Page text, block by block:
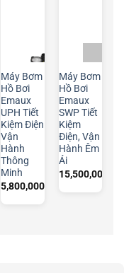
Máy Bơm
Hồ Bơi
Emaux
UPH Tiết
Kiệm Điện
Vận
Hành
Thông
Minh
5,800,000
Máy Bơm
Hồ Bơi
Emaux
SWP Tiết
Kiệm
Điện, Vận
Hành Êm
Ái
15,500,000